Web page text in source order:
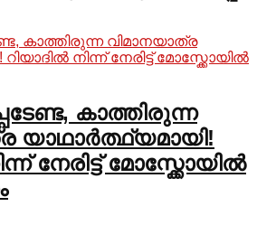
കാത്തിരുന്ന
യാഥാർത്ഥ്യമായി!
നേരിട്ട് മോസ്ക്കോയിൽ